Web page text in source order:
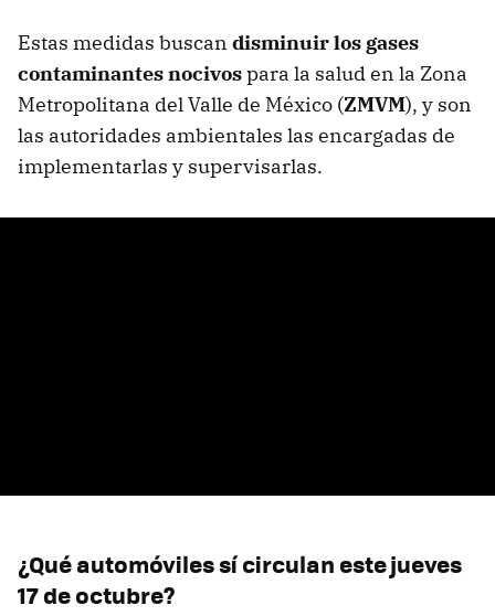
Estas medidas buscan disminuir los gases
contaminantes nocivospara la salud en la Zona
Metropolitana del Valle de México (ZMVM), y son
las autoridades ambientales las encargadas de
implementarlas y supervisarlas.
¿Qué automóviles sí circulan este jueves
17 de octubre?